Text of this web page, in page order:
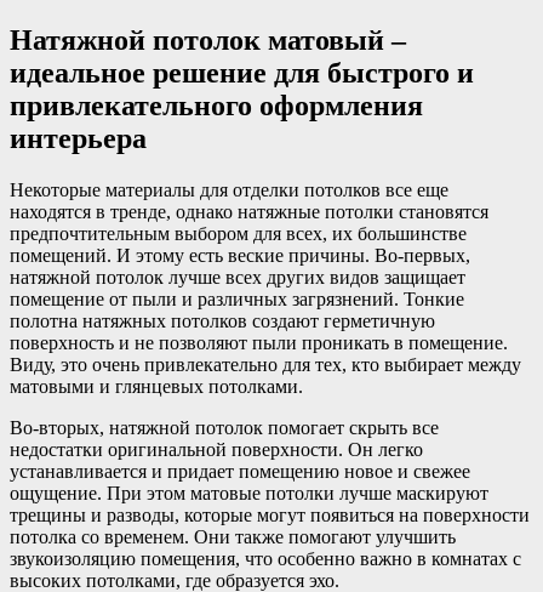
Натяжной потолок матовый –
идеальное решение для быстрого и
привлекательного оформления
интерьера
Некоторые материалы для отделки потолков все еще
находятся в тренде, однако натяжные потолки становятся
предпочтительным выбором для всех, их большинстве
помещений. И этому есть веские причины. Во-первых,
натяжной потолок лучше всех других видов защищает
помещение от пыли и различных загрязнений. Тонкие
полотна натяжных потолков создают герметичную
поверхность и не позволяют пыли проникать в помещение.
Виду, это очень привлекательно для тех, кто выбирает между
матовыми и глянцевых потолками.
Во-вторых, натяжной потолок помогает скрыть все
недостатки оригинальной поверхности. Он легко
устанавливается и придает помещению новое и свежее
ощущение. При этом матовые потолки лучше маскируют
трещины и разводы, которые могут появиться на поверхности
потолка со временем. Они также помогают улучшить
звукоизоляцию помещения, что особенно важно в комнатах с
высоких потолками, где образуется эхо.